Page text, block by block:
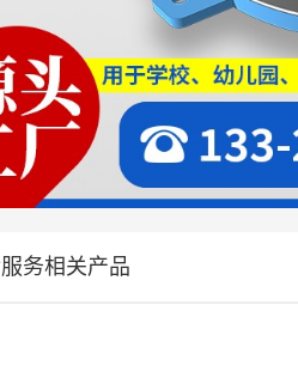
务相关产品